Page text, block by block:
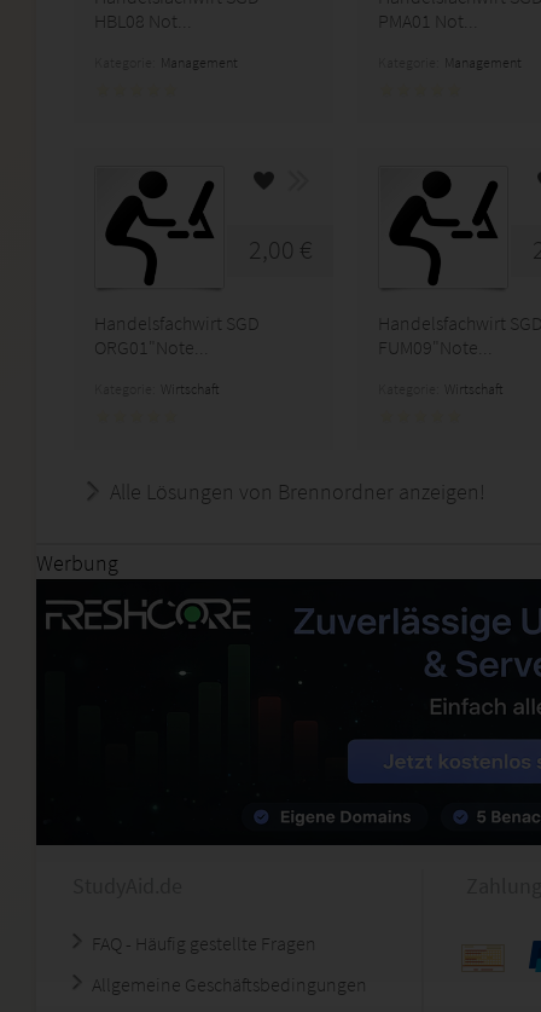
HBL08 Not...
Management
PMA01 Not...
Management
2,00 €
Handelsfachwirt SGD
ORG01"Note...
Wirtschaft
Handelsfachwirt
FUM09"Note...
Wirtschaft
Alle Lösungen von Brennordner anzeigen!
Werbung
FAQ - Häufig gestellte Fragen
Allgemeine Geschäftsbedingungen